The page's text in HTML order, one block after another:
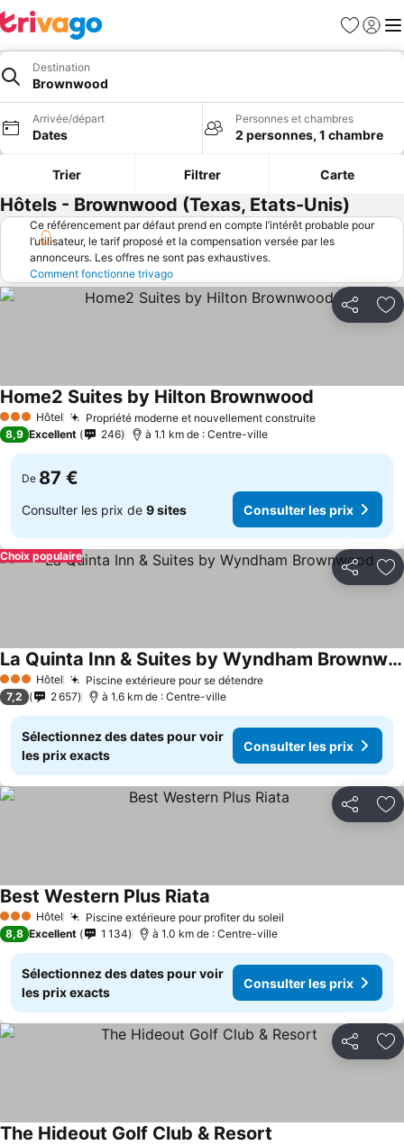
Favoris
Se
Destination
Brownwood
Arrivée/départ
Dates
Personnes et chambres
2 personnes, 1 chambre
Trier Filtrer Carte
Hôtels - Brownwood (Texas, Etats-Unis)
Ce référencement par défaut prend en compte l’intérêt probable pour
l’utilisateur, le tarif proposé et la compensation versée par les
annonceurs. Les offres ne sont pas exhaustives.
Comment fonctionne trivago
Partager
3 ÉtoilesHôtel Propriété moderne et nouvellement construite
Home2 Suites by Hilton Brownwood
8,9 Excellent 246 à 1.1 km de : Centre-ville
De 87 €
Consulter les prix de 9 sites Consulter les prix
Partager
Choix populaire
3 ÉtoilesHôtel Piscine extérieure pour se détendre
La Quinta Inn & Suites by Wyndham Brownwood
7,2 2 657 à 1.6 km de : Centre-ville
Sélectionnez des dates pour voir
les prix exacts
Consulter les prix
Partager
3 ÉtoilesHôtel Piscine extérieure pour profiter du soleil
Best Western Plus Riata
8,8 Excellent 1 134 à 1.0 km de : Centre-ville
Sélectionnez des dates pour voir
les prix exacts
Consulter les prix
Partager
The Hideout Golf Club & Resort